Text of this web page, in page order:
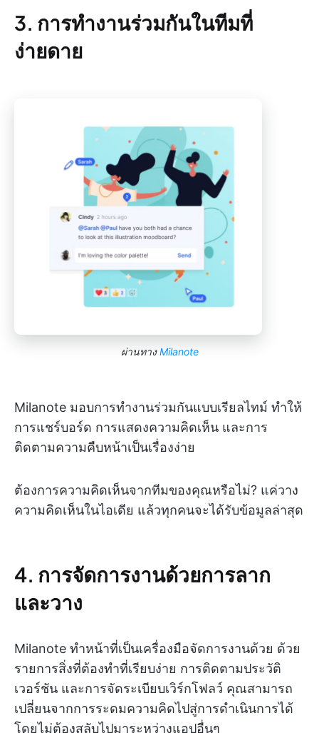
3. การทำงานร่วมกันในทีมที่
ง่ายดาย
ผ่านทางMilanote
Milanote มอบการทำงานร่วมกันแบบเรียลไทม์ ทำให้
การแชร์บอร์ด การแสดงความคิดเห็น และการ
ติดตามความคืบหน้าเป็นเรื่องง่าย
ต้องการความคิดเห็นจากทีมของคุณหรือไม่? แค่วาง
ความคิดเห็นในไอเดีย แล้วทุกคนจะได้รับข้อมูลล่าสุด
4. การจัดการงานด้วยการลาก
และวาง
Milanote ทำหน้าที่เป็นเครื่องมือจัดการงานด้วย ด้วย
รายการสิ่งที่ต้องทำที่เรียบง่าย การติดตามประวัติ
เวอร์ชัน และการจัดระเบียบเวิร์กโฟลว์ คุณสามารถ
เปลี่ยนจากการระดมความคิดไปสู่การดำเนินการได้
โดยไม่ต้องสลับไปมาระหว่างแอปอื่นๆ